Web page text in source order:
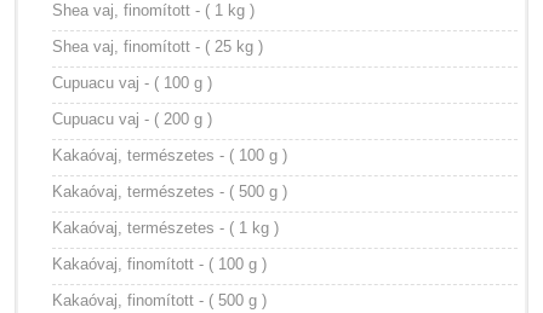
Shea vaj, finomított - ( 1 kg )
Shea vaj, finomított - ( 25 kg )
Cupuacu vaj - ( 100 g )
Cupuacu vaj - ( 200 g )
Kakaóvaj, természetes - ( 100 g )
Kakaóvaj, természetes - ( 500 g )
Kakaóvaj, természetes - ( 1 kg )
Kakaóvaj, finomított - ( 100 g )
Kakaóvaj, finomított - ( 500 g )